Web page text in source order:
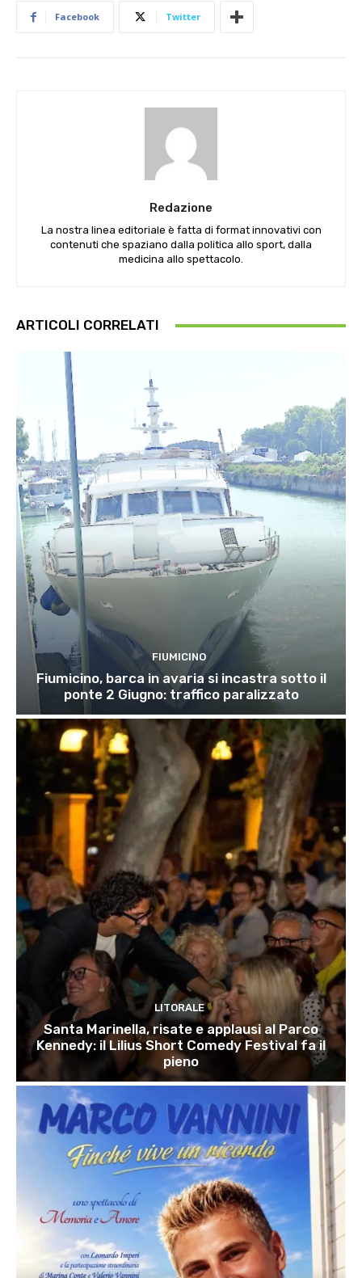
Facebook Twitter
Redazione
La nostra linea editoriale è fatta di format innovativi con
contenuti che spaziano dalla politica allo sport, dalla
medicina allo spettacolo.
ARTICOLI CORRELATI
FIUMICINO
Fiumicino, barca in avaria si incastra sotto il
ponte 2 Giugno: traffico paralizzato
LITORALE
Santa Marinella, risate e applausi al Parco
Kennedy: il Lilius Short Comedy Festival fa il
pieno